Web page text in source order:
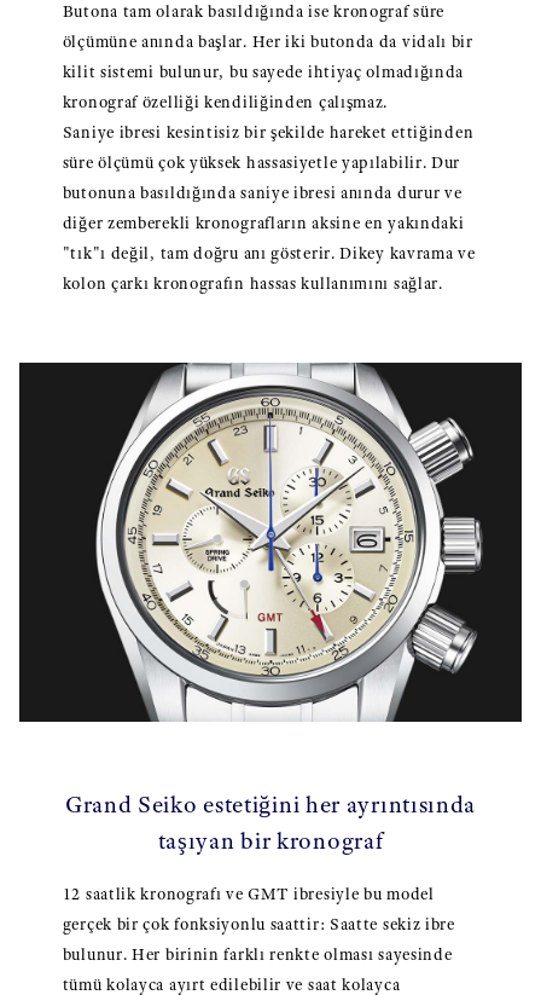
Butona tam olarak basıldığında ise kronograf süre
ölçümüne anında başlar. Her iki butonda da vidalı bir
kilit sistemi bulunur, bu sayede ihtiyaç olmadığında
kronograf özelliği kendiliğinden çalışmaz.
Saniye ibresi kesintisiz bir şekilde hareket ettiğinden
süre ölçümü çok yüksek hassasiyetle yapılabilir. Dur
butonuna basıldığında saniye ibresi anında durur ve
diğer zemberekli kronografların aksine en yakındaki
"tık"ı değil, tam doğru anı gösterir. Dikey kavrama ve
kolon çarkı kronografın hassas kullanımını sağlar.
Grand Seiko estetiğini her ayrıntısında
taşıyan bir kronograf
12 saatlik kronografı ve GMT ibresiyle bu model
gerçek bir çok fonksiyonlu saattir: Saatte sekiz ibre
bulunur. Her birinin farklı renkte olması sayesinde
tümü kolayca ayırt edilebilir ve saat kolayca